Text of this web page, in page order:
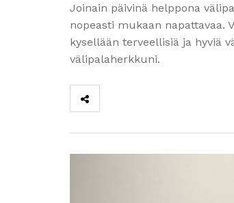
Joinain päivinä helppona
nopeasti mukaan
kysellään terveellisiä ja hyviä
välipalaherkkuni.